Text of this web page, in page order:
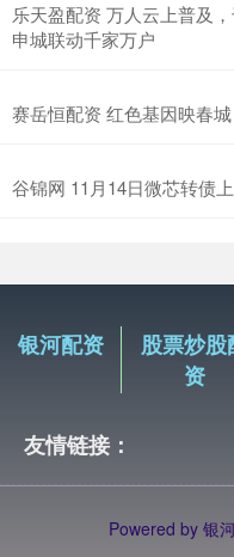
乐天盈配资 万人云上普及
申城联动千家万户
赛岳恒配资 红色基因映春
谷锦网 11月14日微芯转债
银河配资
股票炒股
资
友情链接：
Powered by 银